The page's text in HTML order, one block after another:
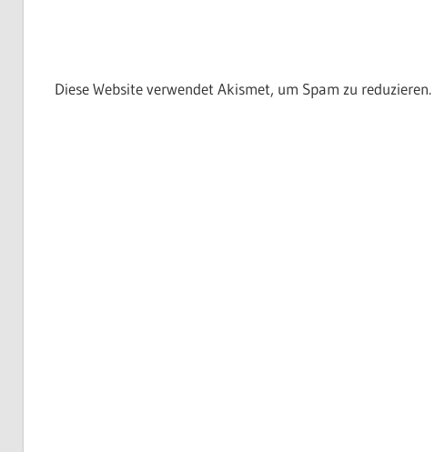
Diese Website verwendet Akismet, um Spam zu reduzieren.